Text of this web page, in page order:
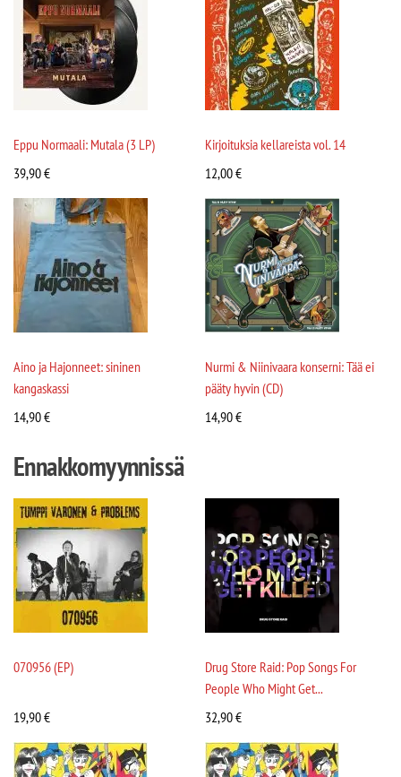
Eppu Normaali: Mutala (3 LP)
39,90€
Kirjoituksia kellareista vol. 14
12,00€
Aino ja Hajonneet: sininen
kangaskassi
14,90€
Nurmi & Niinivaara konserni: Tää ei
pääty hyvin (CD)
14,90€
Ennakkomyynnissä
070956 (EP)
19,90€
Drug Store Raid: Pop Songs For
People Who Might Get...
32,90€